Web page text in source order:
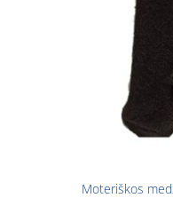
Moteriškos